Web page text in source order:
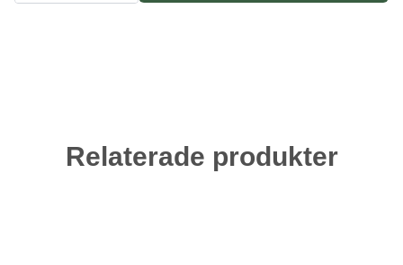
Relaterade produkter